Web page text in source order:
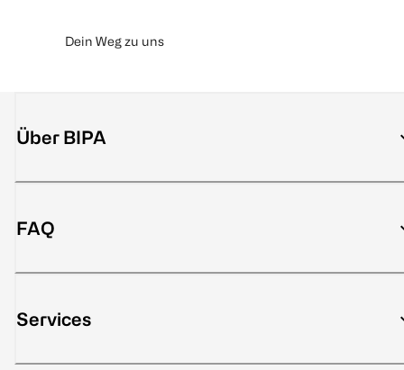
Dein Weg zu uns
Über BIPA
FAQ
Services